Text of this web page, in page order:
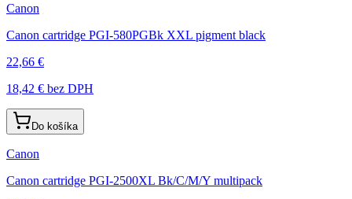
Canon
Canon cartridge PGI-580PGBk XXL pigment black
22,66 €
18,42 € bez DPH
Do košíka
Canon
Canon cartridge PGI-2500XL Bk/C/M/Y multipack